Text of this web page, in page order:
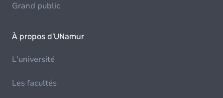
Grand public
À propos d'UNamur
L'université
Les facultés